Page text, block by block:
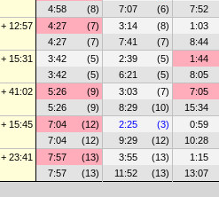
4:58 (8) 7:07 (6)
7:52
+ 12:57 4:27 (7) 3:14 (8)
1:03
4:27 (7) 7:41 (7)
8:44
+ 15:31 3:42 (5) 2:39 (5)
1:44
3:42 (5) 6:21 (5)
8:05
+ 41:02 5:26 (9) 3:03 (7)
7:05
5:26 (9) 8:29 (10)
15:34
+ 15:45 7:04 (12) 2:25 (3)
0:59
7:04 (12) 9:29 (12)
10:28
+ 23:41 7:57 (13) 3:55 (13)
1:15
7:57 (13) 11:52 (13) 13:07